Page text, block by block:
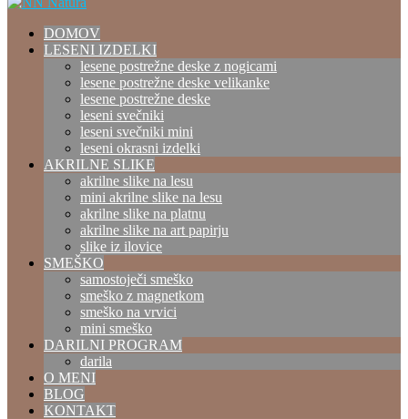
DOMOV
LESENI IZDELKI
lesene postrežne deske z nogicami
lesene postrežne deske velikanke
lesene postrežne deske
leseni svečniki
leseni svečniki mini
leseni okrasni izdelki
AKRILNE SLIKE
akrilne slike na lesu
mini akrilne slike na lesu
akrilne slike na platnu
akrilne slike na art papirju
slike iz ilovice
SMEŠKO
samostoječi smeško
smeško z magnetkom
smeško na vrvici
mini smeško
DARILNI PROGRAM
darila
O MENI
BLOG
KONTAKT